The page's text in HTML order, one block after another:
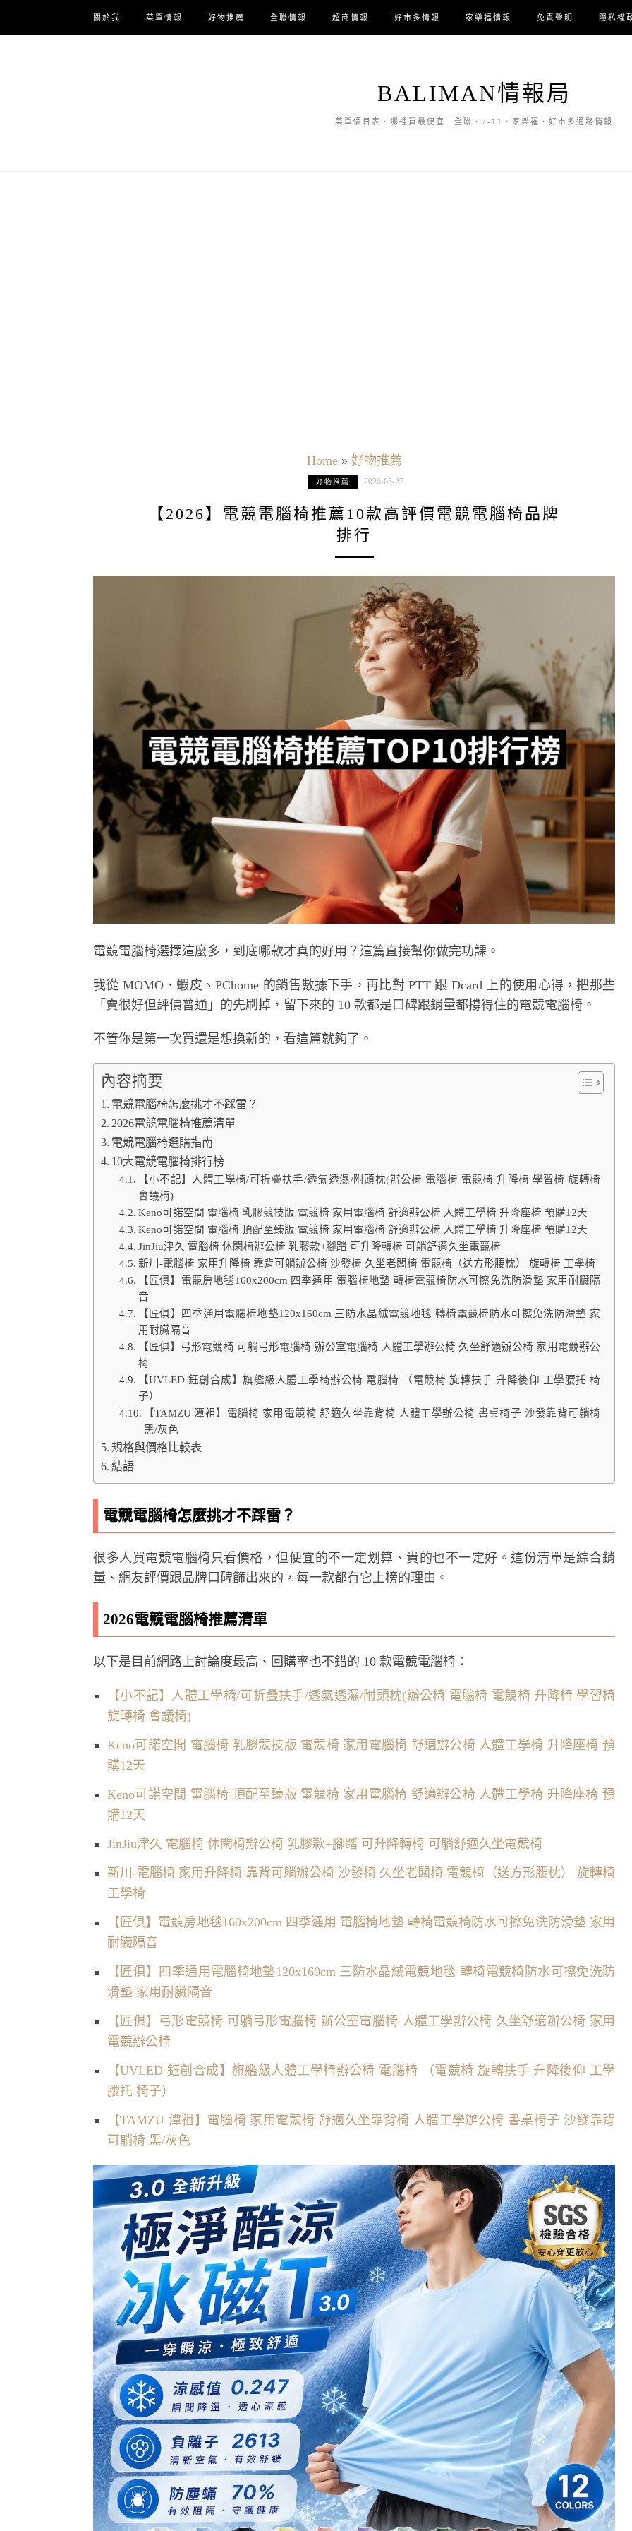
關於我 菜單情報 好物推薦 全聯情報 超商情報 好市多情報 家樂福情報 免責聲明 隱私權
BALIMAN情報局
菜單價目表・哪裡買最便宜｜全聯・7-11・家樂福・好市多通路情報
Home» 好物推薦
好物推薦 2026-05-27
【2026】電競電腦椅推薦10款高評價電競電腦椅品牌
排行
電競電腦椅選擇這麼多，到底哪款才真的好用？這篇直接幫你做完功課。
我從 MOMO、蝦皮、PChome 的銷售數據下手，再比對 PTT 跟 Dcard 上的使用心得，把那些
「賣很好但評價普通」的先刷掉，留下來的 10 款都是口碑跟銷量都撐得住的電競電腦椅。
不管你是第一次買還是想換新的，看這篇就夠了。
內容摘要
電競電腦椅怎麼挑才不踩雷？
2026電競電腦椅推薦清單
電競電腦椅選購指南
10大電競電腦椅排行榜
【小不記】人體工學椅/可折疊扶手/透氣透濕/附頭枕(辦公椅 電腦椅 電競椅 升降椅 學習椅 旋轉椅
會議椅)
Keno可諾空間 電腦椅 乳膠競技版 電競椅 家用電腦椅 舒適辦公椅 人體工學椅 升降座椅 預購12天
Keno可諾空間 電腦椅 頂配至臻版 電競椅 家用電腦椅 舒適辦公椅 人體工學椅 升降座椅 預購12天
JinJiu津久 電腦椅 休閑椅辦公椅 乳膠款+腳踏 可升降轉椅 可躺舒適久坐電競椅
新川-電腦椅 家用升降椅 靠背可躺辦公椅 沙發椅 久坐老闆椅 電競椅（送方形腰枕） 旋轉椅 工學椅
【匠俱】電競房地毯160x200cm 四季通用 電腦椅地墊 轉椅電競椅防水可擦免洗防滑墊 家用耐臟隔
音
【匠俱】四季通用電腦椅地墊120x160cm 三防水晶絨電競地毯 轉椅電競椅防水可擦免洗防滑墊 家
用耐臟隔音
【匠俱】弓形電競椅 可躺弓形電腦椅 辦公室電腦椅 人體工學辦公椅 久坐舒適辦公椅 家用電競辦公
椅
【UVLED 鈺創合成】旗艦級人體工學椅辦公椅 電腦椅 （電競椅 旋轉扶手 升降後仰 工學腰托 椅
子）
【TAMZU 潭祖】電腦椅 家用電競椅 舒適久坐靠背椅 人體工學辦公椅 書桌椅子 沙發靠背可躺椅
黑/灰色
規格與價格比較表
結語
電競電腦椅怎麼挑才不踩雷？
很多人買電競電腦椅只看價格，但便宜的不一定划算、貴的也不一定好。這份清單是綜合銷
量、網友評價跟品牌口碑篩出來的，每一款都有它上榜的理由。
2026電競電腦椅推薦清單
以下是目前網路上討論度最高、回購率也不錯的 10 款電競電腦椅：
【小不記】人體工學椅/可折疊扶手/透氣透濕/附頭枕(辦公椅 電腦椅 電競椅 升降椅 學習椅
旋轉椅 會議椅)
Keno可諾空間 電腦椅 乳膠競技版 電競椅 家用電腦椅 舒適辦公椅 人體工學椅 升降座椅 預
購12天
Keno可諾空間 電腦椅 頂配至臻版 電競椅 家用電腦椅 舒適辦公椅 人體工學椅 升降座椅 預
購12天
JinJiu津久 電腦椅 休閑椅辦公椅 乳膠款+腳踏 可升降轉椅 可躺舒適久坐電競椅
新川-電腦椅 家用升降椅 靠背可躺辦公椅 沙發椅 久坐老闆椅 電競椅（送方形腰枕） 旋轉椅
工學椅
【匠俱】電競房地毯160x200cm 四季通用 電腦椅地墊 轉椅電競椅防水可擦免洗防滑墊 家用
耐臟隔音
【匠俱】四季通用電腦椅地墊120x160cm 三防水晶絨電競地毯 轉椅電競椅防水可擦免洗防
滑墊 家用耐臟隔音
【匠俱】弓形電競椅 可躺弓形電腦椅 辦公室電腦椅 人體工學辦公椅 久坐舒適辦公椅 家用
電競辦公椅
【UVLED 鈺創合成】旗艦級人體工學椅辦公椅 電腦椅 （電競椅 旋轉扶手 升降後仰 工學
腰托 椅子）
【TAMZU 潭祖】電腦椅 家用電競椅 舒適久坐靠背椅 人體工學辦公椅 書桌椅子 沙發靠背
可躺椅 黑/灰色